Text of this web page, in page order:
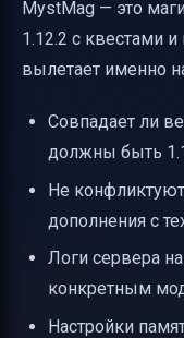
MystMag — это
1.12.2 с квестами
вылетает именно
Совпадает ли
должны быть
Не
дополнения с
Логи сервера
конкретным
Настройки